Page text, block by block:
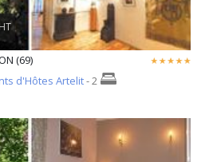
(69)
d'Hôtes Artelit- 2